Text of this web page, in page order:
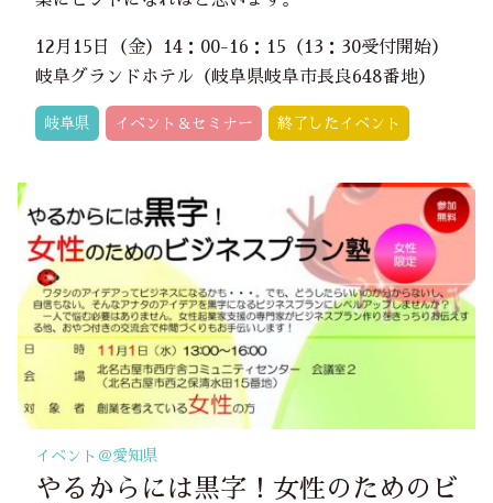
12月15日（金）14：00-16：15（13：30受付開始）
岐阜グランドホテル（岐阜県岐阜市長良648番地）
岐阜県 イベント＆セミナー 終了したイベント
イベント＠愛知県
やるからには黒字！女性のためのビ